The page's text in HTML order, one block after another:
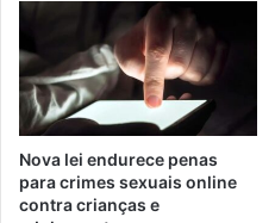
Nova lei endurece penas
para crimes sexuais online
contra crianças e